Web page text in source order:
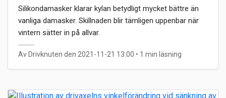
Av Drivknuten den 2021-11-21 13:00 • 1 min läsning
Silikondamasker klarar kylan betydligt mycket bättre än
vanliga damasker. Skillnaden blir tämligen uppenbar när
vintern sätter in på allvar.